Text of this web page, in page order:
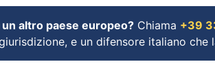
altro paese europeo? Chiama +39
e un difensore italiano che